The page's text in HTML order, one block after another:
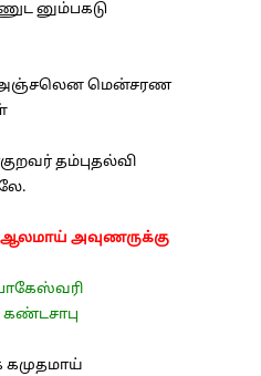
னும்பகடு
அஞ்சலென மென்சரண
தம்புதல்வி
ஆலமாய் அவுணருக்கு